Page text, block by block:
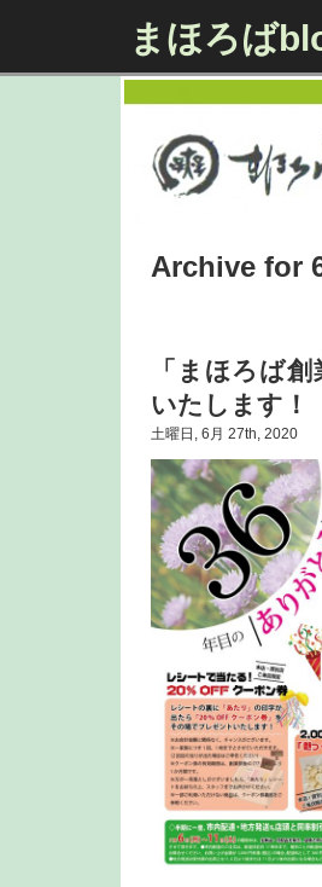
まほろば
Archive for
「まほろば
いたします！
土曜日, 6月 27th, 2020